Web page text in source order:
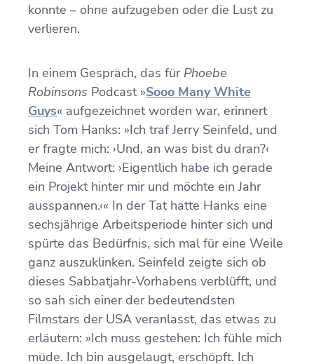
konnte – ohne aufzugeben oder die Lust zu
verlieren.
In einem Gespräch, das für Phoebe
Robinsons Podcast »Sooo Many White
Guys« aufgezeichnet worden war, erinnert
sich Tom Hanks: »Ich traf Jerry Seinfeld, und
er fragte mich: ›Und, an was bist du dran?‹
Meine Antwort: ›Eigentlich habe ich gerade
ein Projekt hinter mir und möchte ein Jahr
ausspannen.‹« In der Tat hatte Hanks eine
sechsjährige Arbeitsperiode hinter sich und
spürte das Bedürfnis, sich mal für eine Weile
ganz auszuklinken. Seinfeld zeigte sich ob
dieses Sabbatjahr-Vorhabens verblüfft, und
so sah sich einer der bedeutendsten
Filmstars der USA veranlasst, das etwas zu
erläutern: »Ich muss gestehen: Ich fühle mich
müde. Ich bin ausgelaugt, erschöpft. Ich